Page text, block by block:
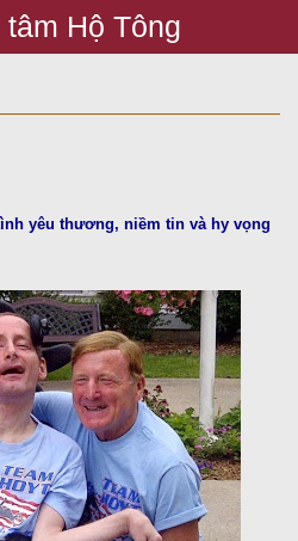
tâm Hộ Tông
yêu thương, niềm tin và hy vọng